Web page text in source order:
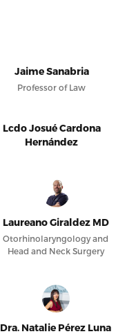
Jaime Sanabria
Professor of Law
Lcdo Josué Cardona
Hernández
Laureano Giraldez MD
Otorhinolaryngology and
Head and Neck Surgery
Dra. Natalie Pérez Luna